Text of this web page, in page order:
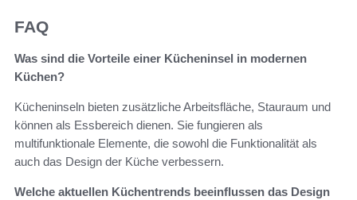
FAQ
Was sind die Vorteile einer Kücheninsel in modernen
Küchen?
Kücheninseln bieten zusätzliche Arbeitsfläche, Stauraum und
können als Essbereich dienen. Sie fungieren als
multifunktionale Elemente, die sowohl die Funktionalität als
auch das Design der Küche verbessern.
Welche aktuellen Küchentrends beeinflussen das Design